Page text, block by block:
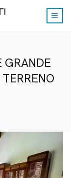
menu
GRANDE